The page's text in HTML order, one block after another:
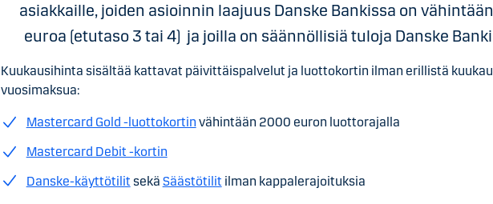
asiakkaille, joiden asioinnin laajuus Danske Bankissa on
euroa (etutaso 3 tai 4) ja joilla on säännöllisiä tuloja Danske
Kuukausihinta sisältää kattavat päivittäispalvelut ja luottokortin ilman erillistä
vuosimaksua:
Mastercard Gold -luottokortin vähintään 2000 euron luottorajalla
Mastercard Debit -kortin
Danske-käyttötilit sekä Säästötilit ilman kappalerajoituksia